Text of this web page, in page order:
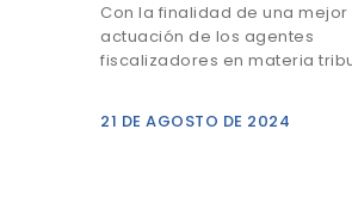
Con la finalidad de una mejor
actuación de los agentes
fiscalizadores en materia
21 DE AGOSTO DE 2024